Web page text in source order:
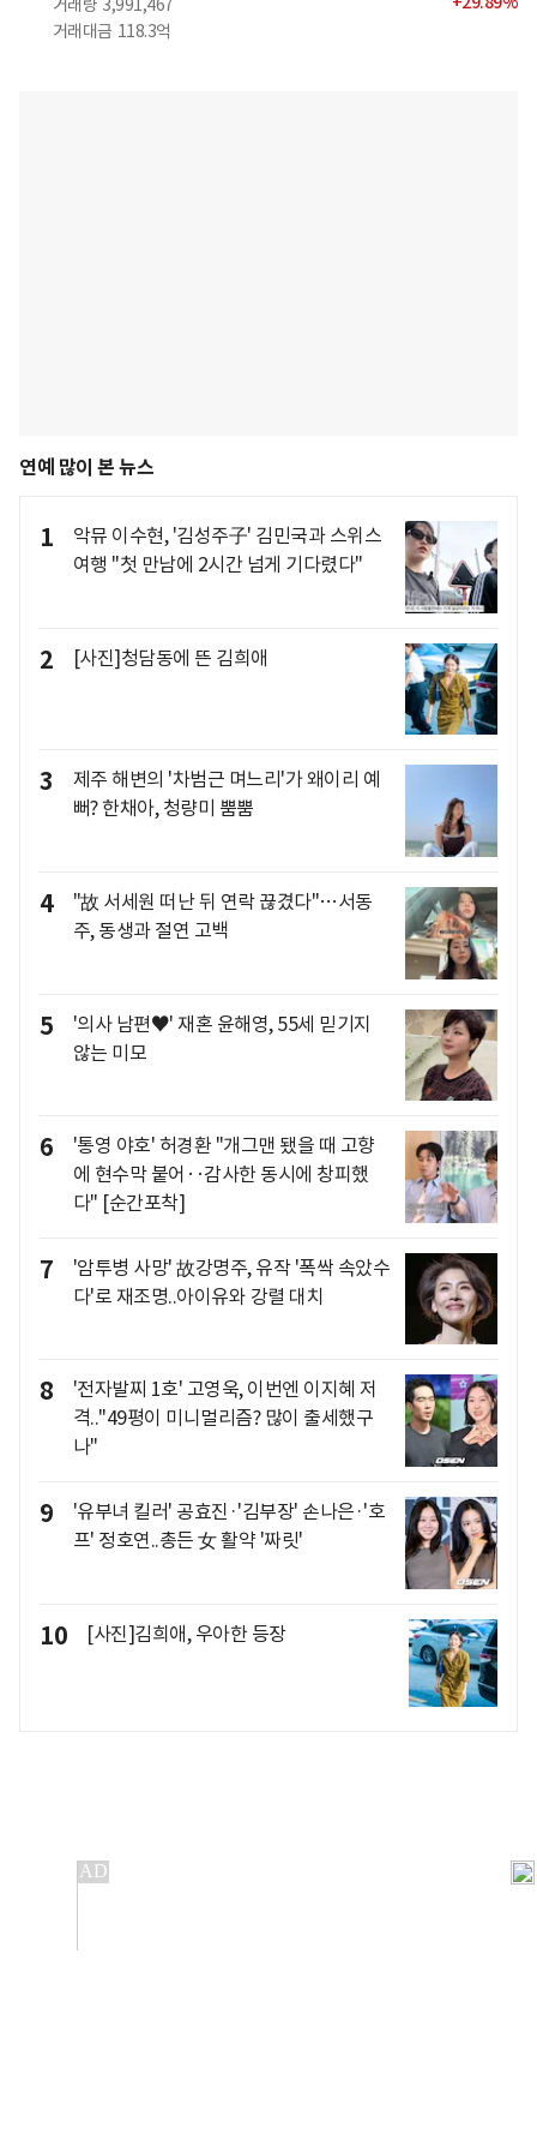
거래량 3,991,467
거래대금 118.3억
연예 많이 본 뉴스
1
악뮤 이수현, '김성주子' 김민국과 스위스
여행 "첫 만남에 2시간 넘게 기다렸다"
2 [사진]청담동에 뜬 김희애
3
제주 해변의 '차범근 며느리'가 왜이리 예
뻐? 한채아, 청량미 뿜뿜
4
"故 서세원 떠난 뒤 연락 끊겼다"…서동
주, 동생과 절연 고백
5
'의사 남편♥' 재혼 윤해영, 55세 믿기지
않는 미모
6
'통영 야호' 허경환 "개그맨 됐을 때 고향
에 현수막 붙어‥감사한 동시에 창피했
다" [순간포착]
7
'암투병 사망' 故강명주, 유작 '폭싹 속았수
다'로 재조명..아이유와 강렬 대치
8
'전자발찌 1호' 고영욱, 이번엔 이지혜 저
격.."49평이 미니멀리즘? 많이 출세했구
나"
9
'유부녀 킬러' 공효진·'김부장' 손나은·'호
프' 정호연..총든 女 활약 '짜릿'
10 [사진]김희애, 우아한 등장